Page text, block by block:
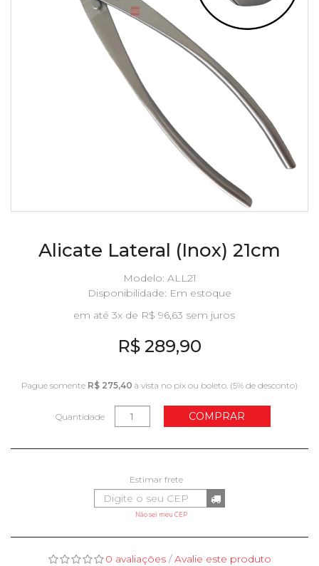
Alicate Lateral (Inox) 21cm
Modelo: ALL21
Disponibilidade: Em estoque
R$ 289,90
em até 3x de R$ 96,63 sem juros
Pague somente R$ 275,40 à vista no pix ou boleto. (5% de desconto)
Quantidade COMPRAR
Não sei meu CEP
0 avaliações/Avalie este produto